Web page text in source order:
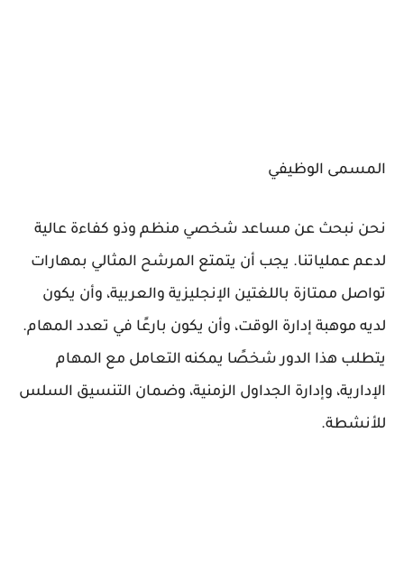
المسمى الوظيفي
نحن نبحث عن مساعد شخصي منظم وذو كفاءة عالية
لدعم عملياتنا. يجب أن يتمتع المرشح المثالي بمهارات
تواصل ممتازة باللغتين الإنجليزية والعربية، وأن يكون
لديه موهبة إدارة الوقت، وأن يكون بارعًا في تعدد المهام.
يتطلب هذا الدور شخصًا يمكنه التعامل مع المهام
الإدارية، وإدارة الجداول الزمنية، وضمان التنسيق السلس
للأنشطة.